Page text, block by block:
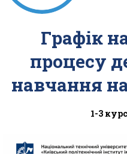
Графік
процесу
навчання
1-3